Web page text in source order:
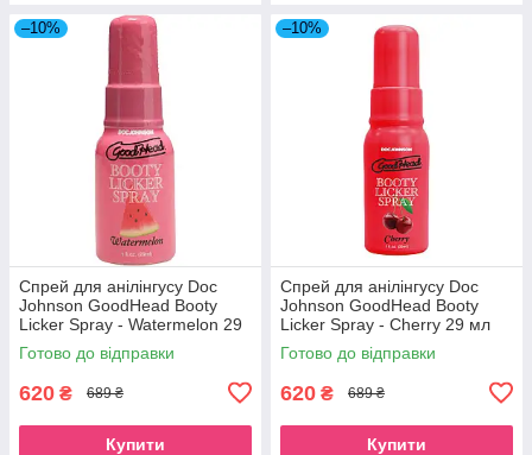
–10%
Спрей для анілінгусу Doc
Johnson GoodHead Booty
Licker Spray - Watermelon 29
мл
Готово до відправки
620 ₴ 689 ₴
Купити
–10%
Спрей для анілінгусу Doc
Johnson GoodHead Booty
Licker Spray - Cherry 29 мл
Готово до відправки
620 ₴ 689 ₴
Купити